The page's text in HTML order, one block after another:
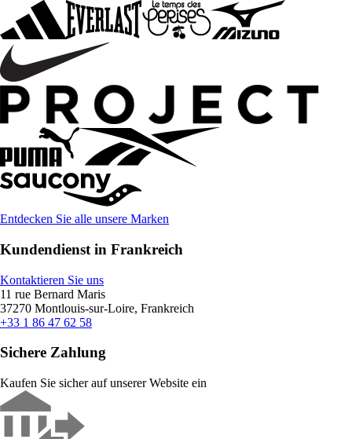
Entdecken Sie alle unsere Marken
Kundendienst in Frankreich
Kontaktieren Sie uns
11 rue Bernard Maris
37270 Montlouis-sur-Loire, Frankreich
+33 1 86 47 62 58
Sichere Zahlung
Kaufen Sie sicher auf unserer Website ein